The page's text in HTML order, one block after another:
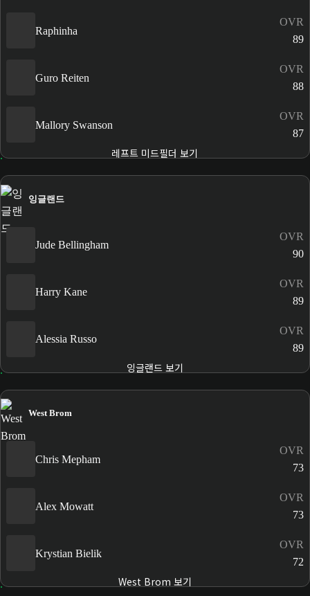
Raphinha
OVR
89
Guro Reiten
OVR
88
Mallory Swanson
OVR
87
레프트 미드필더 보기
잉글랜드
Jude Bellingham
OVR
90
Harry Kane
OVR
89
Alessia Russo
OVR
89
잉글랜드 보기
West Brom
Chris Mepham
OVR
73
Alex Mowatt
OVR
73
Krystian Bielik
OVR
72
West Brom 보기